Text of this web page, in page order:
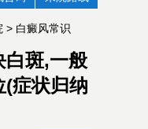
> 白癜风常识
白斑,一般
(症状归纳